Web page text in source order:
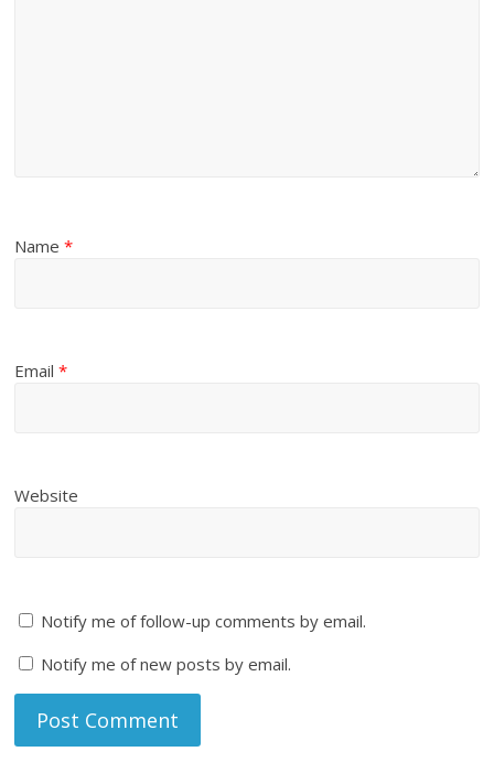
Name*
Email*
Website
Notify me of follow-up comments by email.
Notify me of new posts by email.